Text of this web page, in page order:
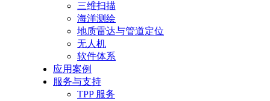
三维扫描
海洋测绘
地质雷达与管道定位
无人机
软件体系
应用案例
服务与支持
TPP 服务